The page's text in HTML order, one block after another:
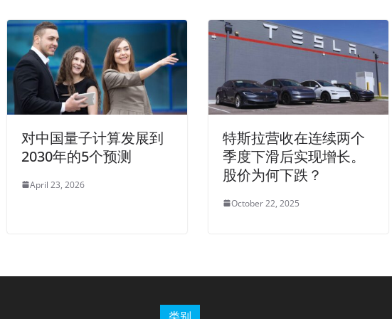
对中国量子计算发展到
2030年的5个预测
April 23, 2026
特斯拉营收在连续两个
季度下滑后实现增长。
股价为何下跌？
October 22, 2025